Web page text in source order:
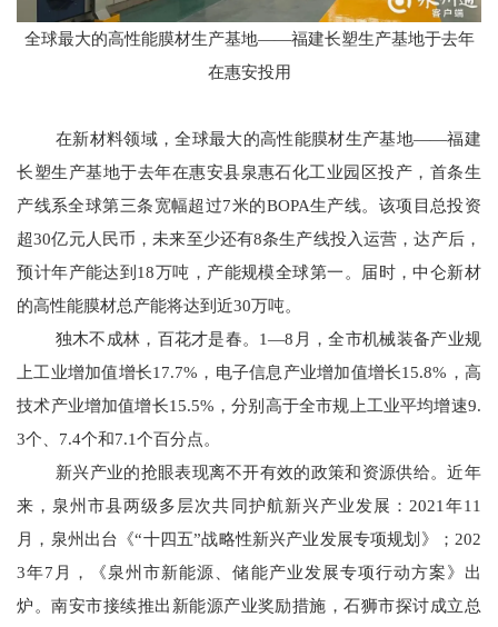
全球最大的高性能膜材生产基地——福建长塑生产基地于去年
在惠安投用
在新材料领域，全球最大的高性能膜材生产基地——福建
长塑生产基地于去年在惠安县泉惠石化工业园区投产，首条生
产线系全球第三条宽幅超过7米的BOPA生产线。该项目总投资
超30亿元人民币，未来至少还有8条生产线投入运营，达产后，
预计年产能达到18万吨，产能规模全球第一。届时，中仑新材
的高性能膜材总产能将达到近30万吨。
独木不成林，百花才是春。1—8月，全市机械装备产业规
上工业增加值增长17.7%，电子信息产业增加值增长15.8%，高
技术产业增加值增长15.5%，分别高于全市规上工业平均增速9.
3个、7.4个和7.1个百分点。
新兴产业的抢眼表现离不开有效的政策和资源供给。近年
来，泉州市县两级多层次共同护航新兴产业发展：2021年11
月，泉州出台《“十四五”战略性新兴产业发展专项规划》；202
3年7月，《泉州市新能源、储能产业发展专项行动方案》出
炉。南安市接续推出新能源产业奖励措施，石狮市探讨成立总